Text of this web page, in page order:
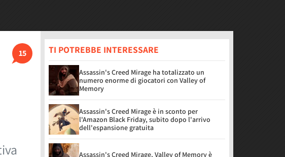
15 TI POTREBBE INTERESSARE
Assassin's Creed Mirage ha totalizzato un
numero enorme di giocatori con Valley of
Memory
Assassin's Creed Mirage è in sconto per
l'Amazon Black Friday, subito dopo l'arrivo
dell'espansione gratuita
Assassin's Creed Mirage, Valley of Memory è